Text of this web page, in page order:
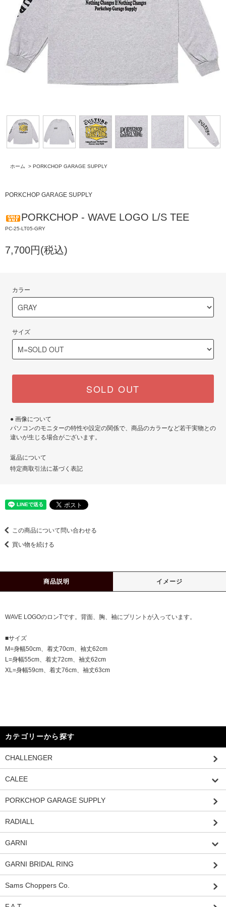
ホーム > PORKCHOP GARAGE SUPPLY
PORKCHOP GARAGE SUPPLY
PORKCHOP - WAVE LOGO L/S TEE
PC-25-LT05-GRY
7,700円(税込)
カラー
サイズ
SOLD OUT
● 画像について
パソコンのモニターの特性や設定の関係で、商品のカラーなど若干実物との
違いが生じる場合がございます。
返品について
特定商取引法に基づく表記
この商品について問い合わせる
買い物を続ける
商品説明 イメージ
WAVE LOGOのロンTです。背面、胸、袖にプリントが入っています。
■サイズ
M=身幅50cm、着丈70cm、袖丈62cm
L=身幅55cm、着丈72cm、袖丈62cm
XL=身幅59cm、着丈76cm、袖丈63cm
カテゴリーから探す
CHALLENGER
CALEE
PORKCHOP GARAGE SUPPLY
RADIALL
GARNI
GARNI BRIDAL RING
Sams Choppers Co.